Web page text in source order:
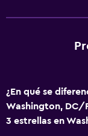
¿En qué se
Washington,
3 estrellas en